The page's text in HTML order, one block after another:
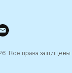
Все права защищены.